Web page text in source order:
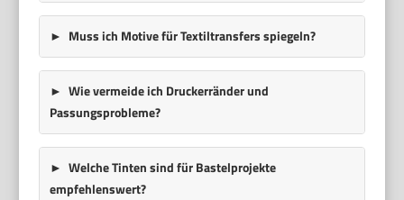
Muss ich Motive für Textiltransfers spiegeln?
Wie vermeide ich Druckerränder und
Passungsprobleme?
Welche Tinten sind für Bastelprojekte
empfehlenswert?